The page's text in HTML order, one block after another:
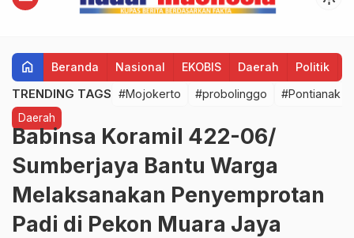
home Beranda Nasional EKOBIS Daerah Politik
TRENDING TAGS #Mojokerto #probolinggo #Pontianak
Daerah
Babinsa Koramil 422-06/
Sumberjaya Bantu Warga
Melaksanakan Penyemprotan
Padi di Pekon Muara Jaya